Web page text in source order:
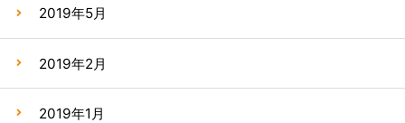
2019年5月
2019年2月
2019年1月